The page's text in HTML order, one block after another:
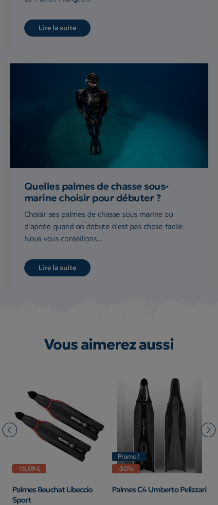
Lire la suite
Quelles palmes de chasse sous-
marine choisir pour débuter ?
Choisir ses palmes de chasse sous marine ou
d'apnée quand on débute n'est pas chose facile.
Nous vous conseillons...
Lire la suite
Vous aimerez aussi
-15,09 €
Palmes Beuchat Libeccio
Sport
Promo !
-30%
Palmes C4 Umberto Pelizzari